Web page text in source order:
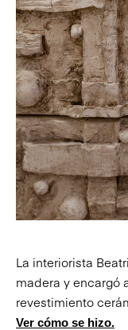
La interiorista
madera y encargó
revestimiento
Ver cómo se hizo.